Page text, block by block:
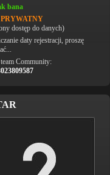
bana
dostęp do danych)
daty rejestracji, proszę
Community: